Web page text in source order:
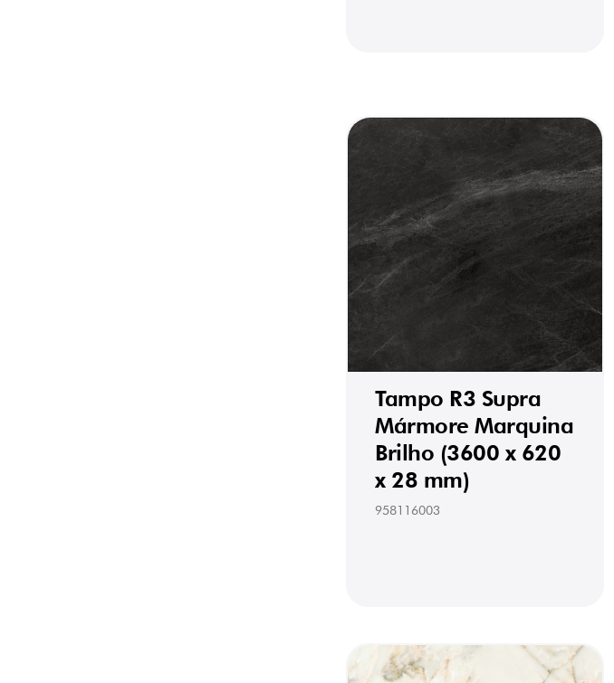
Tampo R3 Supra
Mármore Marquina
Brilho (3600 x 620
x 28 mm)
958116003